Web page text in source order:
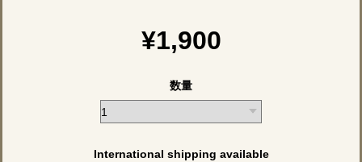
¥1,900
数量
International shipping available